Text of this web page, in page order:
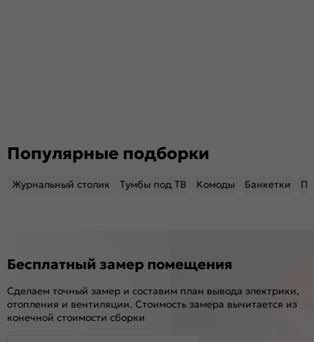
Популярные подборки
Журнальный столик Тумбы под ТВ Комоды Банкетки
Бесплатный замер помещения
Сделаем точный замер и составим план вывода электрики,
отопления и вентиляции. Стоимость замера вычитается из
конечной стоимости сборки